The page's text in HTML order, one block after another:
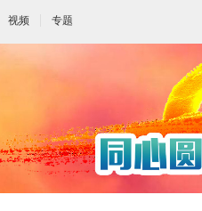
视频 专题